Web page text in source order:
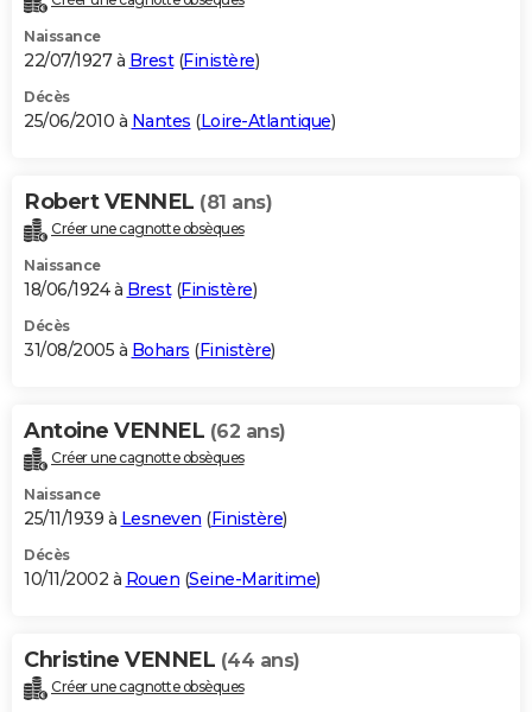
Naissance
22/07/1927 à Brest(Finistère)
Décès
25/06/2010 à Nantes (Loire-Atlantique)
Robert VENNEL (81 ans)
Créer une cagnotte obsèques
Naissance
18/06/1924 à Brest(Finistère)
Décès
31/08/2005 à Bohars (Finistère)
Antoine VENNEL (62 ans)
Créer une cagnotte obsèques
Naissance
25/11/1939 à Lesneven (Finistère)
Décès
10/11/2002 à Rouen (Seine-Maritime)
Christine VENNEL (44 ans)
Créer une cagnotte obsèques